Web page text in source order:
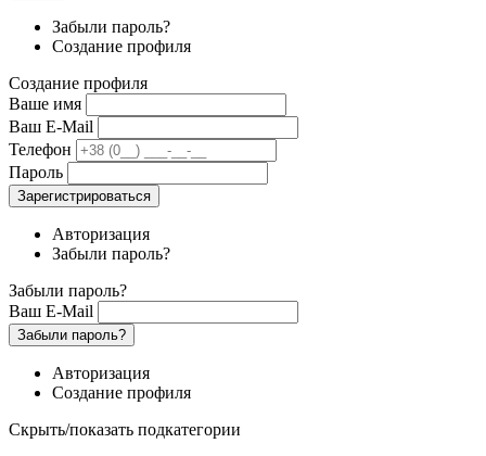
Забыли пароль?
Создание профиля
Создание профиля
Ваше имя
Ваш E-Mail
Телефон
Пароль
Зарегистрироваться
Авторизация
Забыли пароль?
Забыли пароль?
Ваш E-Mail
Забыли пароль?
Авторизация
Создание профиля
Скрыть/показать подкатегории